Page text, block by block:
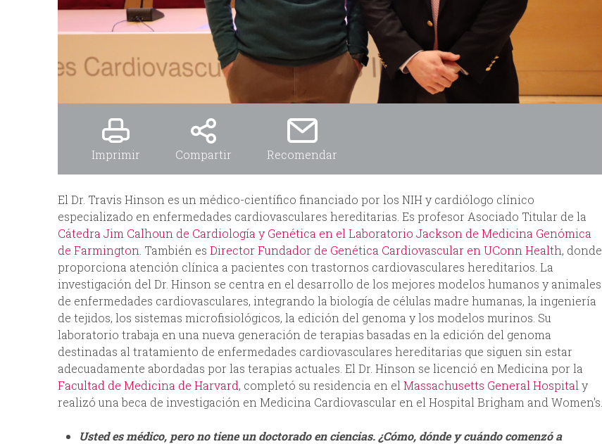
Imprimir Compartir Recomendar
El Dr. Travis Hinson es un médico-científico financiado por los NIH y cardiólogo clínico
especializado en enfermedades cardiovasculares hereditarias. Es profesor Asociado Titular de la
Cátedra Jim Calhoun de Cardiología y Genética en el Laboratorio Jackson de Medicina Genómica
de Farmington . También es Director Fundador de Genética Cardiovascular en UConn Health, donde
proporciona atención clínica a pacientes con trastornos cardiovasculares hereditarios. La
investigación del Dr. Hinson se centra en el desarrollo de los mejores modelos humanos y animales
de enfermedades cardiovasculares, integrando la biología de células madre humanas, la ingeniería
de tejidos, los sistemas microfisiológicos, la edición del genoma y los modelos murinos. Su
laboratorio trabaja en una nueva generación de terapias basadas en la edición del genoma
destinadas al tratamiento de enfermedades cardiovasculares hereditarias que siguen sin estar
adecuadamente abordadas por las terapias actuales. El Dr. Hinson se licenció en Medicina por la
Facultad de Medicina de Harvard, completó su residencia en el Massachusetts General Hospital y
realizó una beca de investigación en Medicina Cardiovascular en el Hospital Brigham and Women's.
Usted es médico, pero no tiene un doctorado en ciencias. ¿Cómo, dónde y cuándo comenzó a